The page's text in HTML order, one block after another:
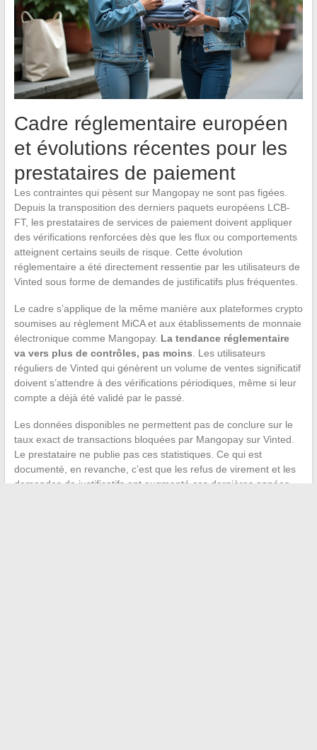
Cadre réglementaire européen
et évolutions récentes pour les
prestataires de paiement
Les contraintes qui pèsent sur Mangopay ne sont pas figées.
Depuis la transposition des derniers paquets européens LCB-
FT, les prestataires de services de paiement doivent appliquer
des vérifications renforcées dès que les flux ou comportements
atteignent certains seuils de risque. Cette évolution
réglementaire a été directement ressentie par les utilisateurs de
Vinted sous forme de demandes de justificatifs plus fréquentes.
Le cadre s’applique de la même manière aux plateformes crypto
soumises au règlement MiCA et aux établissements de monnaie
électronique comme Mangopay. La tendance réglementaire
va vers plus de contrôles, pas moins. Les utilisateurs
réguliers de Vinted qui génèrent un volume de ventes significatif
doivent s’attendre à des vérifications périodiques, même si leur
compte a déjà été validé par le passé.
Les données disponibles ne permettent pas de conclure sur le
taux exact de transactions bloquées par Mangopay sur Vinted.
Le prestataire ne publie pas ces statistiques. Ce qui est
documenté, en revanche, c’est que les refus de virement et les
demandes de justificatifs ont augmenté ces dernières années,